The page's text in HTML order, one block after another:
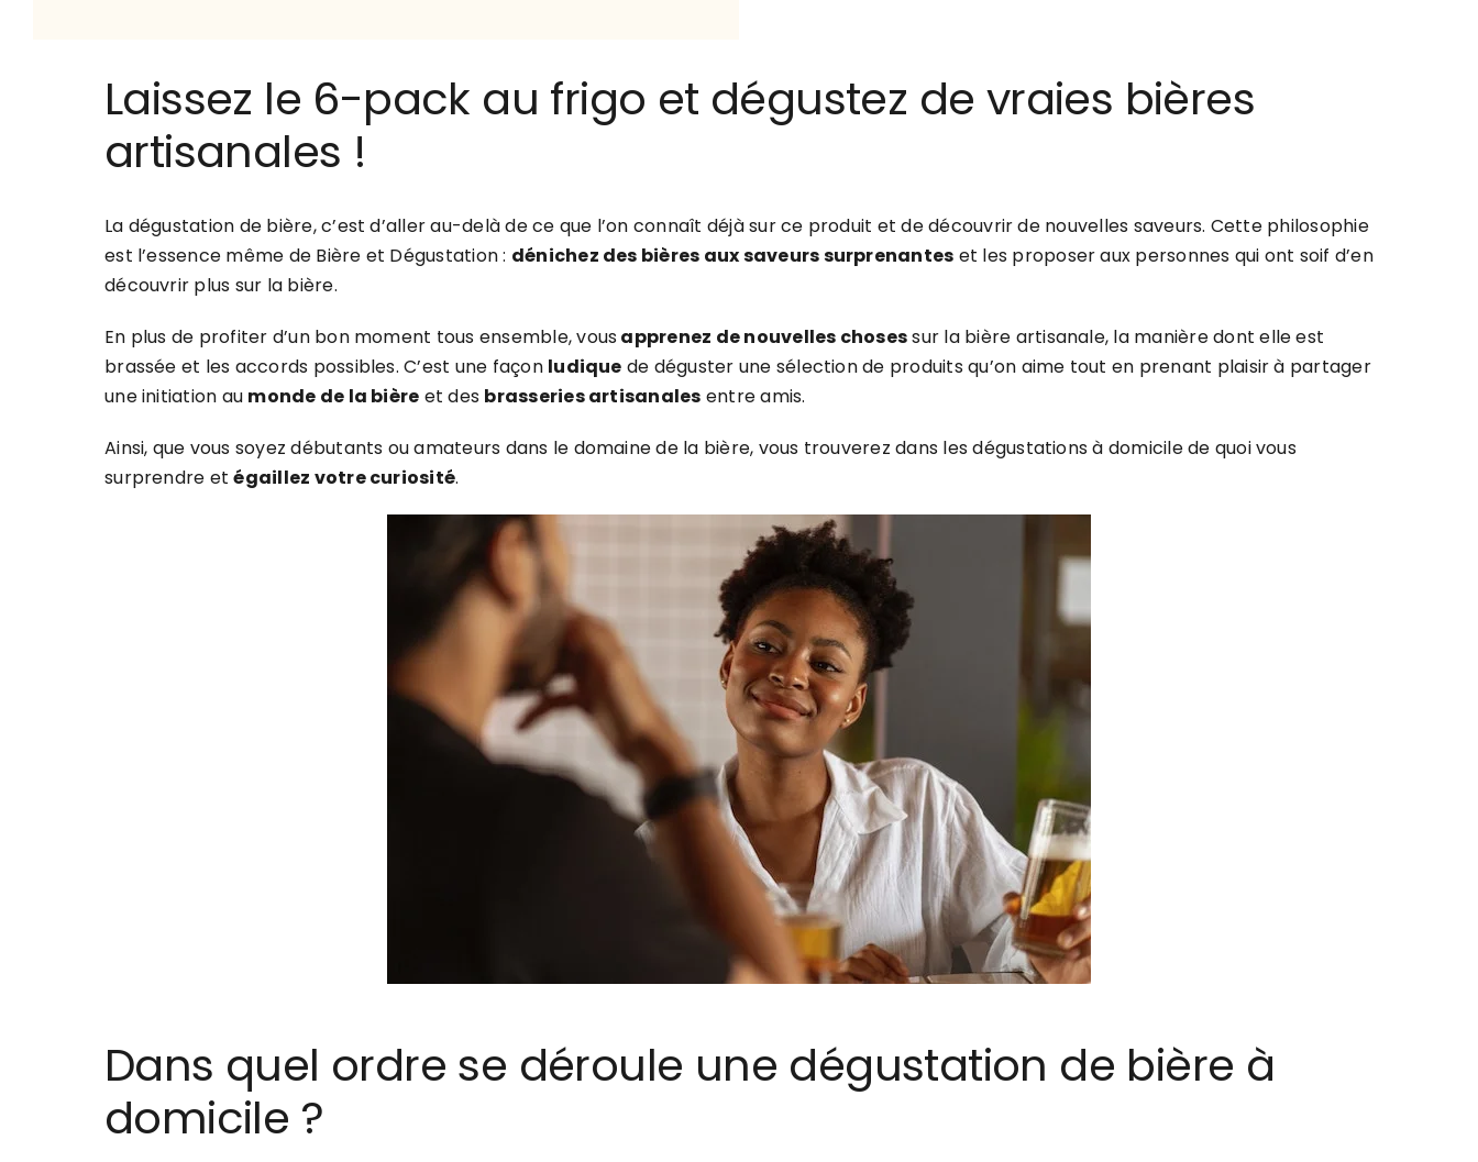
Laissez le 6-pack au frigo et dégustez de vraies bières
artisanales !
La dégustation de bière, c’est d’aller au-delà de ce que l’on connaît déjà sur ce produit et de découvrir de nouvelles saveurs. Cette philosophie
est l’essence même de Bière et Dégustation : dénichez des bières aux saveurs surprenantes et les proposer aux personnes qui ont soif d’en
découvrir plus sur la bière.
En plus de profiter d’un bon moment tous ensemble, vousapprenez de nouvelles chosessur la bière artisanale, la manière dont elle est
brassée et les accords possibles. C’est une façon ludique de déguster une sélection de produits qu’on aime tout en prenant plaisir à partager
une initiation au monde de la bière et des brasseries artisanales entre amis.
Ainsi, que vous soyez débutants ou amateurs dans le domaine de la bière, vous trouverez dans les dégustations à domicile de quoi vous
surprendre etégaillez votre curiosité.
Dans quel ordre se déroule une dégustation de bière à
domicile ?